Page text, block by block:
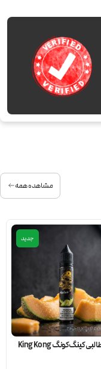
مشاهده همه
جدید
سالت طالبی کینگ کونگ King Kong